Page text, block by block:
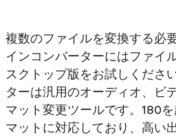
複数のファイルを変換する必
インコンバーターにはファイ
スクトップ版をお試しくださ
ターは汎用のオーディオ、ビ
マット変更ツールです。180
マットに対応しており、高い